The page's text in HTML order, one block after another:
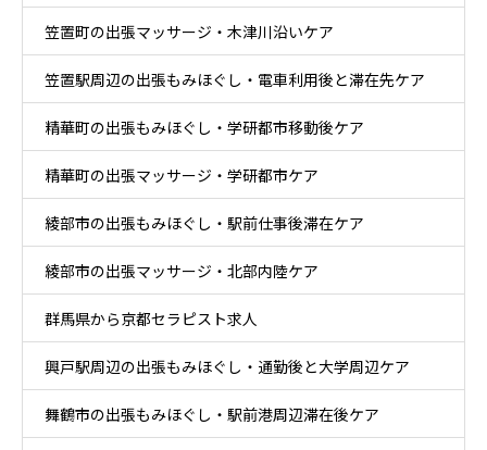
笠置町の出張マッサージ・木津川沿いケア
笠置駅周辺の出張もみほぐし・電車利用後と滞在先ケア
精華町の出張もみほぐし・学研都市移動後ケア
精華町の出張マッサージ・学研都市ケア
綾部市の出張もみほぐし・駅前仕事後滞在ケア
綾部市の出張マッサージ・北部内陸ケア
群馬県から京都セラピスト求人
興戸駅周辺の出張もみほぐし・通勤後と大学周辺ケア
舞鶴市の出張もみほぐし・駅前港周辺滞在後ケア